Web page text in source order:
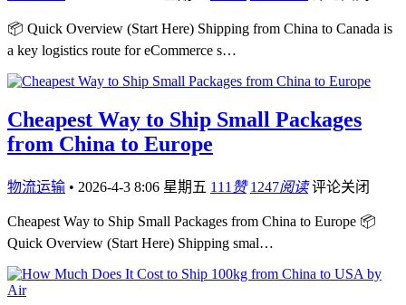
📦 Quick Overview (Start Here) Shipping from China to Canada is
a key logistics route for eCommerce s…
Cheapest Way to Ship Small Packages
from China to Europe
物流运输 • 2026-4-3 8:06 星期五 111 赞 1247阅读 评论关闭
Cheapest Way to Ship Small Packages from China to Europe 📦
Quick Overview (Start Here) Shipping smal…